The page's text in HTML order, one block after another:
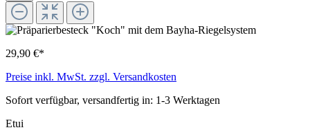
29,90 €*
Preise inkl. MwSt. zzgl. Versandkosten
Sofort verfügbar, versandfertig in: 1-3 Werktagen
Etui